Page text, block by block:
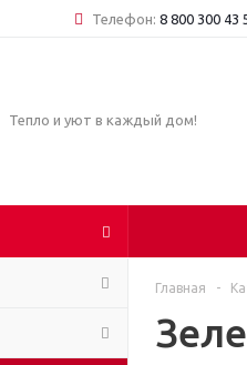
Телефон: 8 800 300 43
Тепло и уют в каждый дом!
Главная -